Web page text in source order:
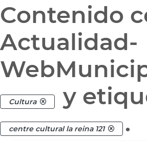
Contenido
Actualidad-
Cultura y
centre cultural la reina 121 .